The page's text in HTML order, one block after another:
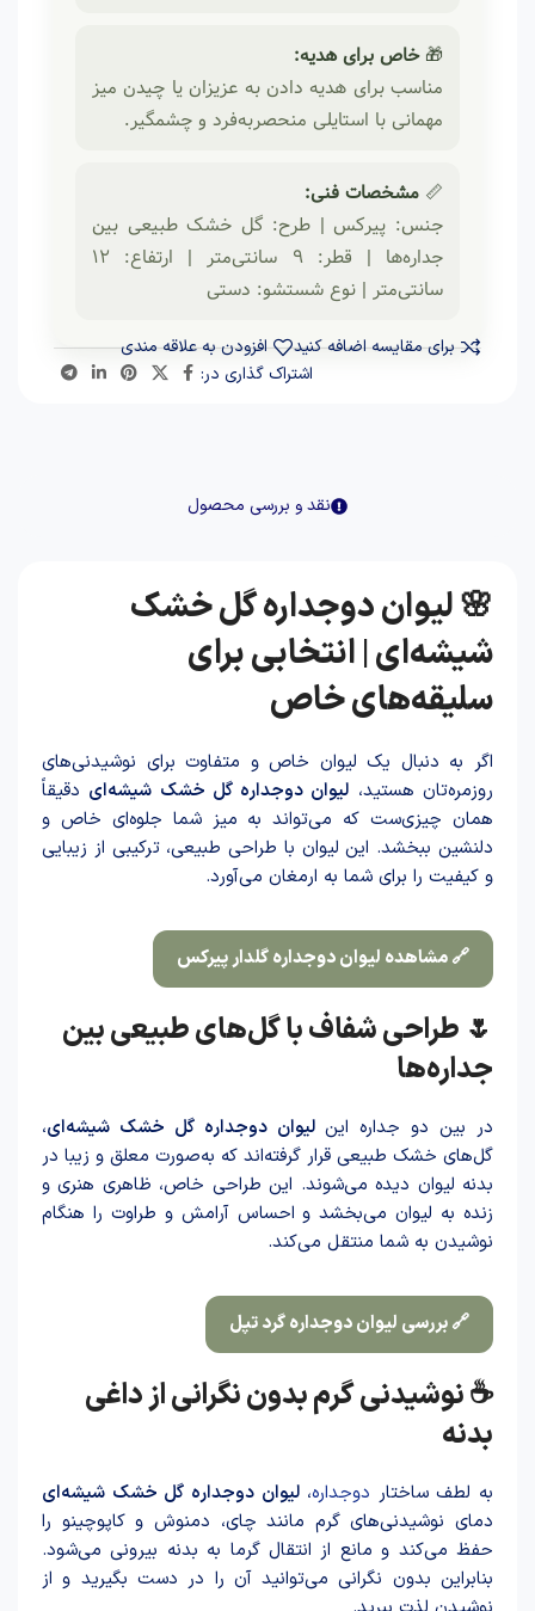
🎁خاص برای هدیه:
مناسب برای هدیه دادن به عزیزان یا چیدن میز
مهمانی با استایلی منحصربه‌فرد و چشمگیر.
📏 مشخصات فنی:
جنس: پیرکس | طرح: گل خشک طبیعی بین
جداره‌ها | قطر: ۹ سانتی‌متر | ارتفاع: ۱۲
سانتی‌متر | نوع شستشو: دستی
برای مقایسه اضافه کنید
افزودن به علاقه مندی
اشتراک گذاری در:
نقد و بررسی محصول
🌸 لیوان دوجداره گل خشک
شیشه‌ای | انتخابی برای
سلیقه‌های خاص
اگر به دنبال یک لیوان خاص و متفاوت برای نوشیدنی‌های
روزمره‌تان هستید، لیوان دوجداره گل خشک شیشه‌ای دقیقاً
همان چیزی‌ست که می‌تواند به میز شما جلوه‌ای خاص و
دلنشین ببخشد. این لیوان با طراحی طبیعی، ترکیبی از زیبایی
و کیفیت را برای شما به ارمغان می‌آورد.
🔗 مشاهده لیوان دوجداره گلدار پیرکس
🌷 طراحی شفاف با گل‌های طبیعی بین
جداره‌ها
در بین دو جداره اینلیوان دوجداره گل خشک شیشه‌ای،
گل‌های خشک طبیعی قرار گرفته‌اند که به‌صورت معلق و زیبا در
بدنه لیوان دیده می‌شوند. این طراحی خاص، ظاهری هنری و
زنده به لیوان می‌بخشد و احساس آرامش و طراوت را هنگام
نوشیدن به شما منتقل می‌کند.
🔗 بررسی لیوان دوجداره گرد تپل
☕ نوشیدنی گرم بدون نگرانی از داغی
بدنه
به لطف ساختار دو‌جداره،لیوان دو‌جداره گل خشک شیشه‌ای
دمای نوشیدنی‌های گرم مانند چای، دمنوش و کاپوچینو را
حفظ می‌کند و مانع از انتقال گرما به بدنه بیرونی می‌شود.
بنابراین بدون نگرانی می‌توانید آن را در دست بگیرید و از